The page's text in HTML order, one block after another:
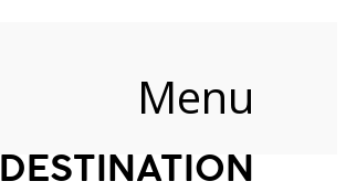
Menu
DESTINATION